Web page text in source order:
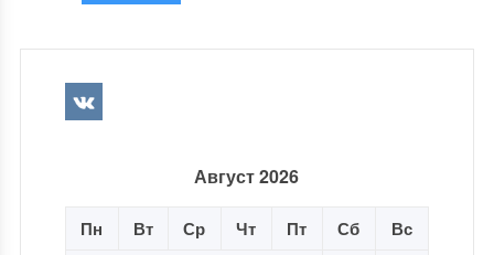
Август 2026
Пн Вт Ср Чт Пт Сб Вс